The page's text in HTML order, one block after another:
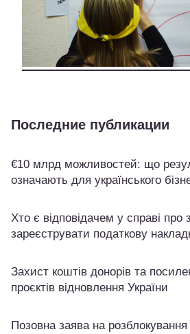
Последние публикации
€10 млрд можливостей: що
означають для українського
Хто є відповідачем у справі про
зареєструвати податкову
Захист коштів донорів та
проєктів відновлення України
Позовна заява на